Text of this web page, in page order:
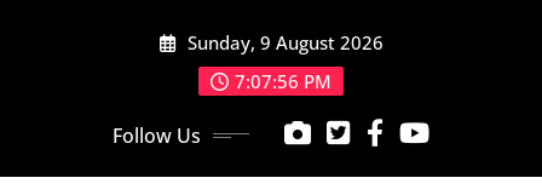
Sunday, 9 August 2026
7:07:58 PM
Follow Us